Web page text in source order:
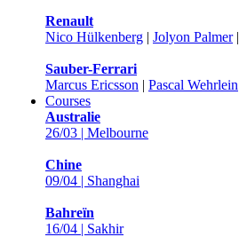
Renault
Nico Hülkenberg | Jolyon Palmer|
Sauber-Ferrari
Marcus Ericsson | Pascal Wehrlein
Courses
Australie
26/03 | Melbourne
Chine
09/04 | Shanghai
Bahreïn
16/04 | Sakhir